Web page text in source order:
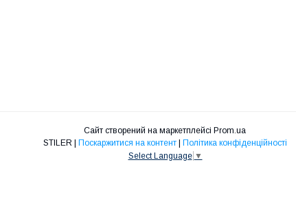
Сайт створений на маркетплейсі Prom.ua
STILER | Поскаржитися на контент | Політика конфіденційності
Select Language ▼